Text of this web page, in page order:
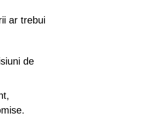
ar trebui
de